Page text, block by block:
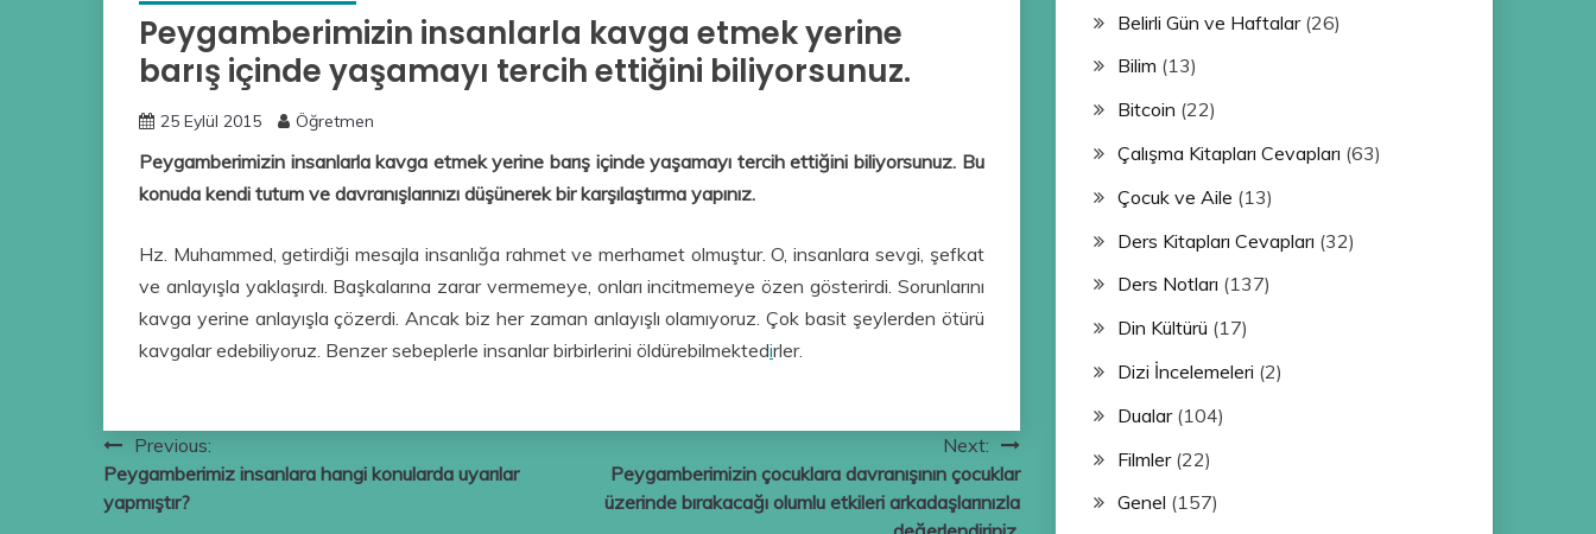
Peygamberimizin insanlarla kavga etmek yerine
barış içinde yaşamayı tercih ettiğini biliyorsunuz.
25 Eylül 2015 Öğretmen
Peygamberimizin insanlarla kavga etmek yerine barış içinde yaşamayı tercih ettiğini biliyorsunuz. Bu
konuda kendi tutum ve davranışlarınızı düşünerek bir karşılaştırma yapınız.
Hz. Muhammed, getirdiği mesajla insanlığa rahmet ve merhamet olmuştur. O, insanlara sevgi, şefkat
ve anlayışla yaklaşırdı. Başkalarına zarar vermemeye, onları incitmemeye özen gösterirdi. Sorunlarını
kavga yerine anlayışla çözerdi. Ancak biz her zaman anlayışlı olamıyoruz. Çok basit şeylerden ötürü
kavgalar edebiliyoruz. Benzer sebeplerle insanlar birbirlerini öldürebilmektedirler.
Yazı
gezinmesi
Previous:
Peygamberimiz insanlara hangi konularda uyarılar
yapmıştır?
Next:
Peygamberimizin çocuklara davranışının çocuklar
üzerinde bırakacağı olumlu etkileri arkadaşlarınızla
Belirli Gün ve Haftalar(26)
Bilim (13)
Bitcoin (22)
Çalışma Kitapları Cevapları (63)
Çocuk ve Aile (13)
Ders Kitapları Cevapları (32)
Ders Notları (137)
Din Kültürü (17)
Dizi İncelemeleri (2)
Dualar(104)
Filmler(22)
Genel (157)